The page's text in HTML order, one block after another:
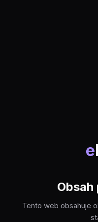
e
Obsah
Tento web obsahuje